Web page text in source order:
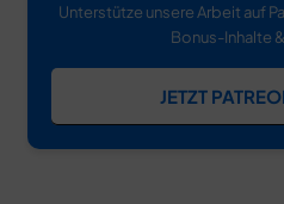
Unterstütze unsere Arbeit auf
Bonus-Inhalte
JETZT